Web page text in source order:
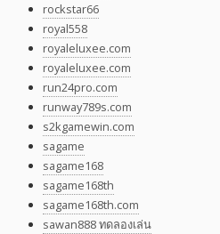
rockstar66
royal558
royaleluxee.com
royaleluxee.com
run24pro.com
runway789s.com
s2kgamewin.com
sagame
sagame168
sagame168th
sagame168th.com
sawan888 ทดลองเล่น